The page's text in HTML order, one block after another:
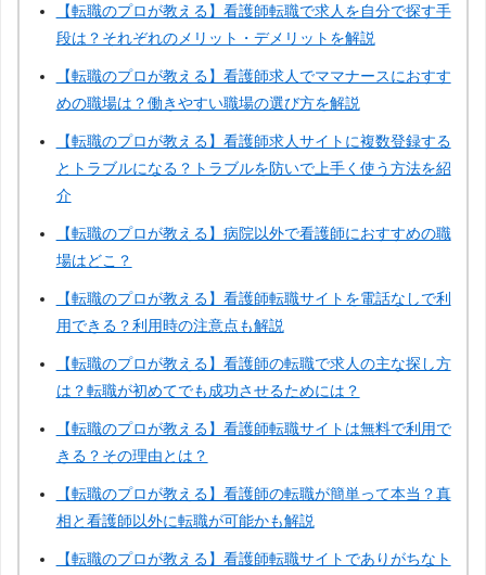
【転職のプロが教える】看護師転職で求人を自分で探す手
段は？それぞれのメリット・デメリットを解説
【転職のプロが教える】看護師求人でママナースにおすす
めの職場は？働きやすい職場の選び方を解説
【転職のプロが教える】看護師求人サイトに複数登録する
とトラブルになる？トラブルを防いで上手く使う方法を紹
介
【転職のプロが教える】病院以外で看護師におすすめの職
場はどこ？
【転職のプロが教える】看護師転職サイトを電話なしで利
用できる？利用時の注意点も解説
【転職のプロが教える】看護師の転職で求人の主な探し方
は？転職が初めてでも成功させるためには？
【転職のプロが教える】看護師転職サイトは無料で利用で
きる？その理由とは？
【転職のプロが教える】看護師の転職が簡単って本当？真
相と看護師以外に転職が可能かも解説
【転職のプロが教える】看護師転職サイトでありがちなト